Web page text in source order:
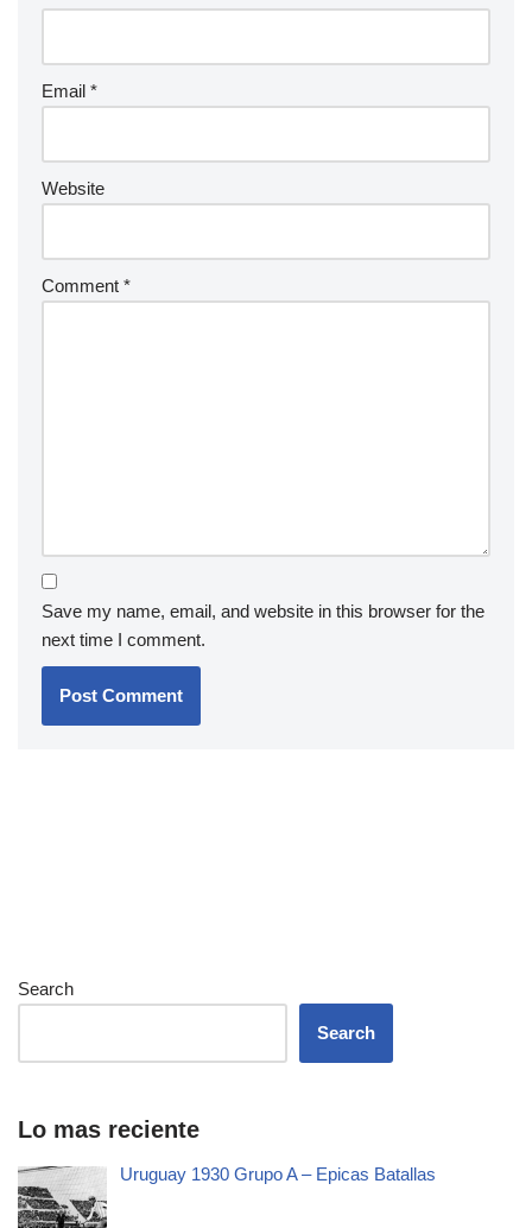
Email *
Website
Comment *
Save my name, email, and website in this browser for the
next time I comment.
Search
Search
Lo mas reciente
Uruguay 1930 Grupo A – Epicas Batallas